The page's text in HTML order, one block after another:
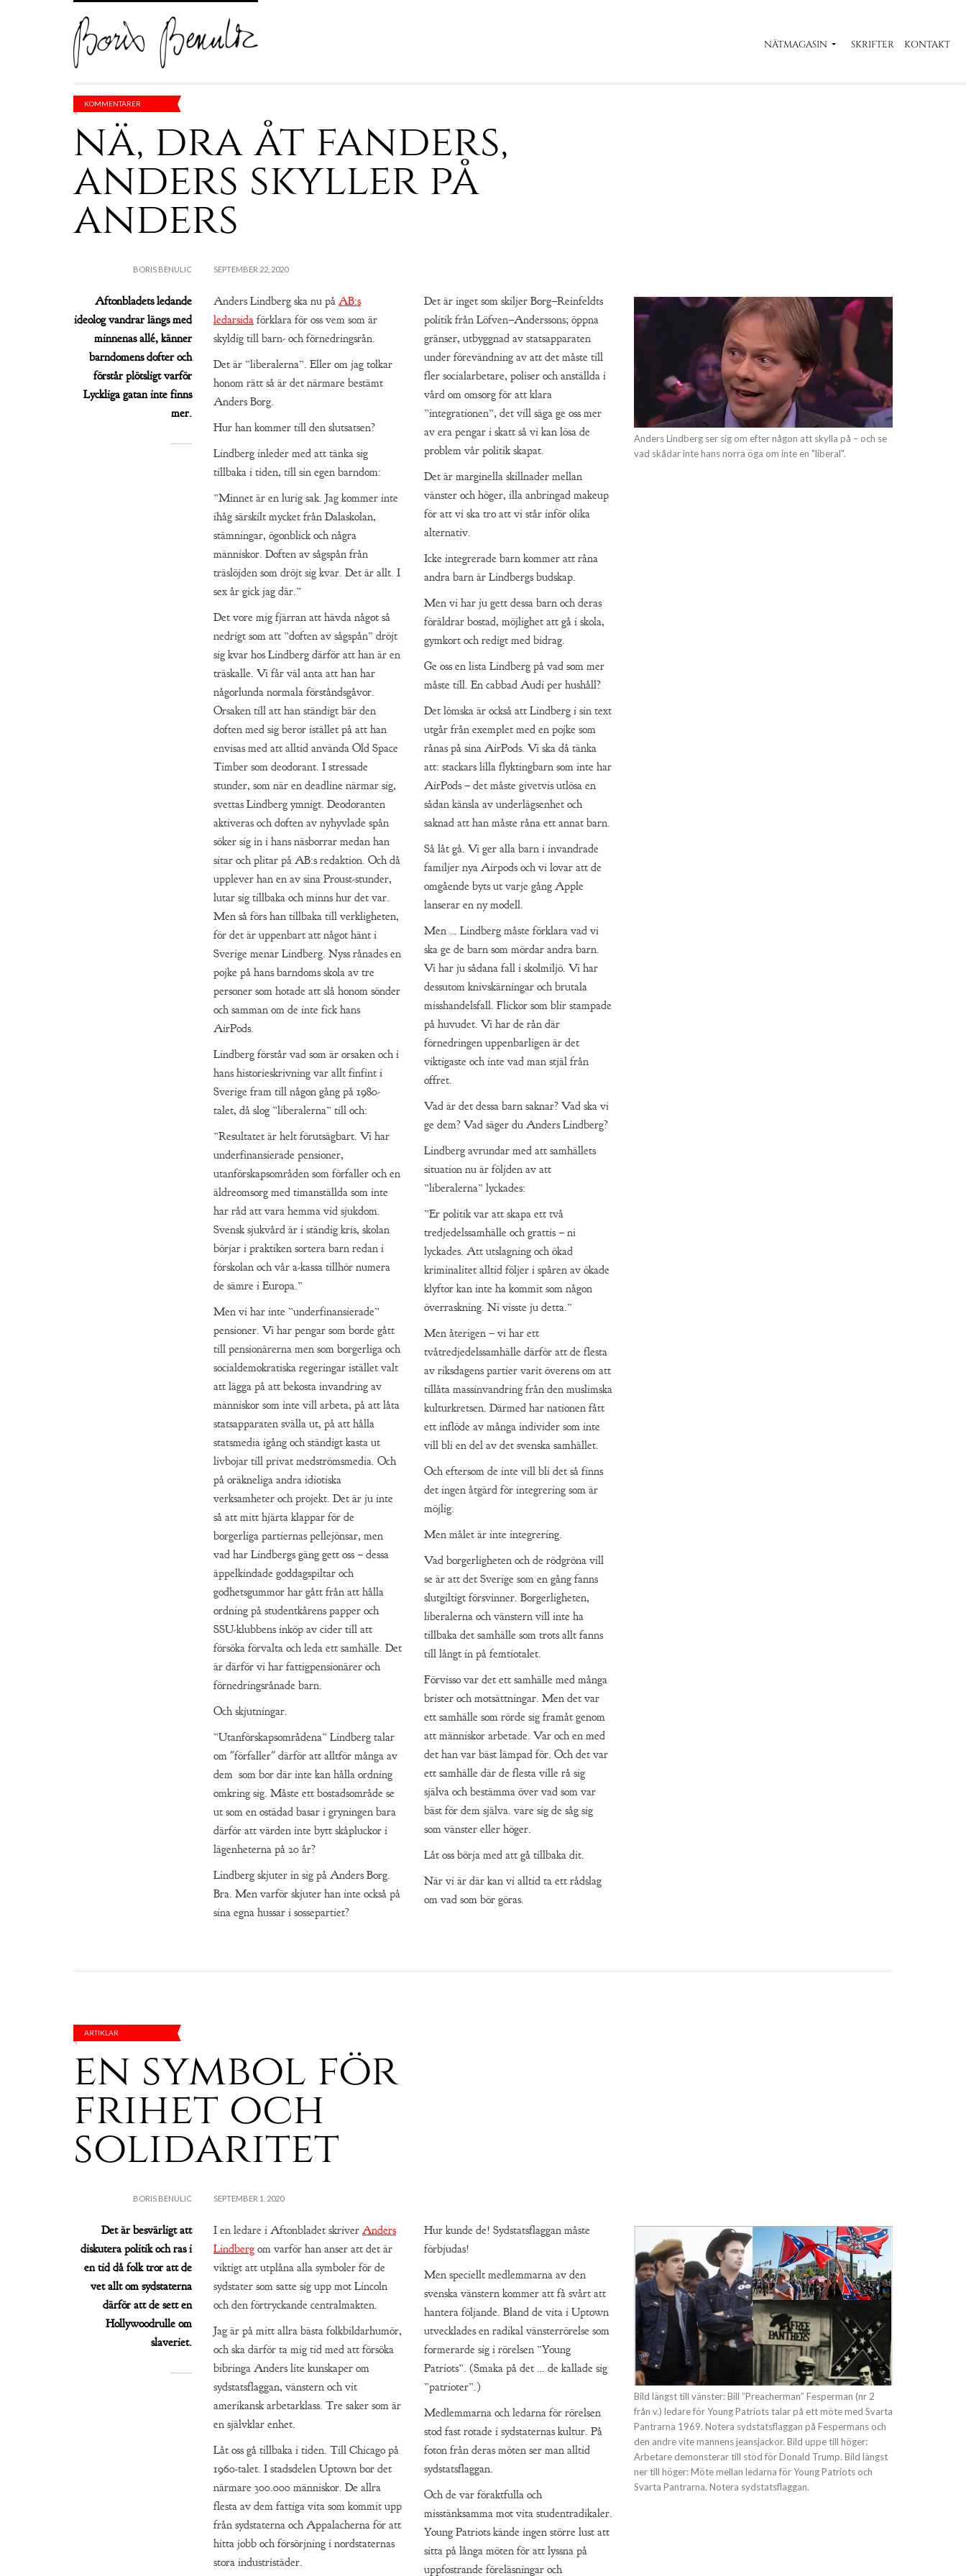
NÄTMAGASIN SKRIFTER KONTAKT
KOMMENTARER
nä, dra åt fanders,
anders skyller på
anders
BORIS BENULIC
Aftonbladets ledande
ideolog vandrar längs med
minnenas allé, känner
barndomens dofter och
förstår plötsligt varför
Lyckliga gatan inte finns
mer.
SEPTEMBER 22, 2020
Anders Lindberg ska nu på AB:s
ledarsida förklara för oss vem som är
skyldig till barn- och förnedringsrån.
Det är ”liberalerna”. Eller om jag tolkar
honom rätt så är det närmare bestämt
Anders Borg.
Hur han kommer till den slutsatsen?
Lindberg inleder med att tänka sig
tillbaka i tiden, till sin egen barndom:
”Minnet är en lurig sak. Jag kommer inte
ihåg särskilt mycket från Dalaskolan,
stämningar, ögonblick och några
människor. Doften av sågspån från
träslöjden som dröjt sig kvar. Det är allt. I
sex år gick jag där.”
Det vore mig fjärran att hävda något så
nedrigt som att ”doften av sågspån” dröjt
sig kvar hos Lindberg därför att han är en
träskalle. Vi får väl anta att han har
någorlunda normala förståndsgåvor.
Orsaken till att han ständigt bär den
doften med sig beror istället på att han
envisas med att alltid använda Old Space
Timber som deodorant. I stressade
stunder, som när en deadline närmar sig,
svettas Lindberg ymnigt. Deodoranten
aktiveras och doften av nyhyvlade spån
söker sig in i hans näsborrar medan han
sitar och plitar på AB:s redaktion. Och då
upplever han en av sina Proust-stunder,
lutar sig tillbaka och minns hur det var.
Men så förs han tillbaka till verkligheten,
för det är uppenbart att något hänt i
Sverige menar Lindberg. Nyss rånades en
pojke på hans barndoms skola av tre
personer som hotade att slå honom sönder
och samman om de inte fick hans
AirPods.
Lindberg förstår vad som är orsaken och i
hans historieskrivning var allt finfint i
Sverige fram till någon gång på 1980-
talet, då slog ”liberalerna” till och:
”Resultatet är helt förutsägbart. Vi har
underfinansierade pensioner,
utanförskapsområden som förfaller och en
äldreomsorg med timanställda som inte
har råd att vara hemma vid sjukdom.
Svensk sjukvård är i ständig kris, skolan
börjar i praktiken sortera barn redan i
förskolan och vår a-kassa tillhör numera
de sämre i Europa.”
Men vi har inte ”underfinansierade”
pensioner. Vi har pengar som borde gått
till pensionärerna men som borgerliga och
socialdemokratiska regeringar istället valt
att lägga på att bekosta invandring av
människor som inte vill arbeta, på att låta
statsapparaten svälla ut, på att hålla
statsmedia igång och ständigt kasta ut
livbojar till privat medströmsmedia. Och
på oräkneliga andra idiotiska
verksamheter och projekt. Det är ju inte
så att mitt hjärta klappar för de
borgerliga partiernas pellejönsar, men
vad har Lindbergs gäng gett oss – dessa
äppelkindade goddagspiltar och
godhetsgummor har gått från att hålla
ordning på studentkårens papper och
SSU-klubbens inköp av cider till att
försöka förvalta och leda ett samhälle. Det
är därför vi har fattigpensionärer och
förnedringsrånade barn.
Och skjutningar.
”Utanförskapsområdena” Lindberg talar
om "förfaller" därför att alltför många av
dem som bor där inte kan hålla ordning
omkring sig. Måste ett bostadsområde se
ut som en ostädad basar i gryningen bara
därför att värden inte bytt skåpluckor i
lägenheterna på 20 år?
Lindberg skjuter in sig på Anders Borg.
Bra. Men varför skjuter han inte också på
sina egna hussar i sossepartiet?
Det är inget som skiljer Borg–Reinfeldts
politik från Löfven–Anderssons; öppna
gränser, utbyggnad av statsapparaten
under förevändning av att det måste till
fler socialarbetare, poliser och anställda i
vård om omsorg för att klara
”integrationen”, det vill säga ge oss mer
av era pengar i skatt så vi kan lösa de
problem vår politik skapat.
Det är marginella skillnader mellan
vänster och höger, illa anbringad makeup
för att vi ska tro att vi står inför olika
alternativ.
Icke integrerade barn kommer att råna
andra barn är Lindbergs budskap.
Men vi har ju gett dessa barn och deras
föräldrar bostad, möjlighet att gå i skola,
gymkort och redigt med bidrag.
Ge oss en lista Lindberg på vad som mer
måste till. En cabbad Audi per hushåll?
Det lömska är också att Lindberg i sin text
utgår från exemplet med en pojke som
rånas på sina AirPods. Vi ska då tänka
att: stackars lilla flyktingbarn som inte har
AirPods – det måste givetvis utlösa en
sådan känsla av underlägsenhet och
saknad att han måste råna ett annat barn.
Så låt gå. Vi ger alla barn i invandrade
familjer nya Airpods och vi lovar att de
omgående byts ut varje gång Apple
lanserar en ny modell.
Men … Lindberg måste förklara vad vi
ska ge de barn som mördar andra barn.
Vi har ju sådana fall i skolmiljö. Vi har
dessutom knivskärningar och brutala
misshandelsfall. Flickor som blir stampade
på huvudet. Vi har de rån där
förnedringen uppenbarligen är det
viktigaste och inte vad man stjäl från
offret.
Vad är det dessa barn saknar? Vad ska vi
ge dem? Vad säger du Anders Lindberg?
Lindberg avrundar med att samhällets
situation nu är följden av att
”liberalerna” lyckades:
”Er politik var att skapa ett två
tredjedelssamhälle och grattis – ni
lyckades. Att utslagning och ökad
kriminalitet alltid följer i spåren av ökade
klyftor kan inte ha kommit som någon
överraskning. Ni visste ju detta.”
Men återigen – vi har ett
tvåtredjedelssamhälle därför att de flesta
av riksdagens partier varit överens om att
tillåta massinvandring från den muslimska
kulturkretsen. Därmed har nationen fått
ett inflöde av många individer som inte
vill bli en del av det svenska samhället.
Och eftersom de inte vill bli det så finns
det ingen åtgärd för integrering som är
möjlig.
Men målet är inte integrering.
Vad borgerligheten och de rödgröna vill
se är att det Sverige som en gång fanns
slutgiltigt försvinner. Borgerligheten,
liberalerna och vänstern vill inte ha
tillbaka det samhälle som trots allt fanns
till långt in på femtiotalet.
Förvisso var det ett samhälle med många
brister och motsättningar. Men det var
ett samhälle som rörde sig framåt genom
att människor arbetade. Var och en med
det han var bäst lämpad för. Och det var
ett samhälle där de flesta ville rå sig
själva och bestämma över vad som var
bäst för dem själva. vare sig de såg sig
som vänster eller höger.
Låt oss börja med att gå tillbaka dit.
När vi är där kan vi alltid ta ett rådslag
om vad som bör göras.
Anders Lindberg ser sig om efter någon att skylla på – och se
vad skådar inte hans norra öga om inte en "liberal".
ARTIKLAR
en symbol för
frihet och
solidaritet
BORIS BENULIC
Det är besvärligt att
diskutera politik och ras i
en tid då folk tror att de
vet allt om sydstaterna
därför att de sett en
Hollywoodrulle om
slaveriet.
SEPTEMBER 1, 2020
I en ledare i Aftonbladet skriver Anders
Lindberg om varför han anser att det är
viktigt att utplåna alla symboler för de
sydstater som satte sig upp mot Lincoln
och den förtryckande centralmakten.
Jag är på mitt allra bästa folkbildarhumör,
och ska därför ta mig tid med att försöka
bibringa Anders lite kunskaper om
sydstatsflaggan, vänstern och vit
amerikansk arbetarklass. Tre saker som är
en självklar enhet.
Låt oss gå tillbaka i tiden. Till Chicago på
1960-talet. I stadsdelen Uptown bor det
närmare 300.000 människor. De allra
flesta av dem fattiga vita som kommit upp
från sydstaterna och Appalacherna för att
hitta jobb och försörjning i nordstaternas
stora industristäder.
Hur kunde de! Sydstatsflaggan måste
förbjudas!
Men speciellt medlemmarna av den
svenska vänstern kommer att få svårt att
hantera följande. Bland de vita i Uptown
utvecklades en radikal vänsterrörelse som
formerarde sig i rörelsen ”Young
Patriots”. (Smaka på det … de kallade sig
”patrioter”.)
Medlemmarna och ledarna för rörelsen
stod fast rotade i sydstaternas kultur. På
foton från deras möten ser man alltid
sydstatsflaggan.
Och de var föraktfulla och
misstänksamma mot vita studentradikaler.
Young Patriots kände ingen större lust att
sitta på långa möten för att lyssna på
uppfostrande föreläsningar och
Bild längst till vänster: Bill ”Preacherman” Fesperman (nr 2
från v.) ledare för Young Patriots talar på ett möte med Svarta
Pantrarna 1969. Notera sydstatsflaggan på Fespermans och
den andre vite mannens jeansjackor. Bild uppe till höger:
Arbetare demonsterar till stöd för Donald Trump. Bild längst
ner till höger: Möte mellan ledarna för Young Patriots och
Svarta Pantrarna. Notera sydstatsflaggan.